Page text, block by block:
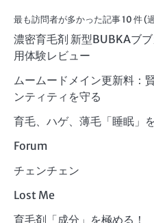
最も訪問者が多かった記事 10 件 (
濃密育毛剤 新型BUBKAブ
用体験レビュー
ムームードメイン更新料：
ンティティを守る
育毛、ハゲ、薄毛「睡眠」
Forum
チェンチェン
Lost Me
育毛剤「成分」を極める！